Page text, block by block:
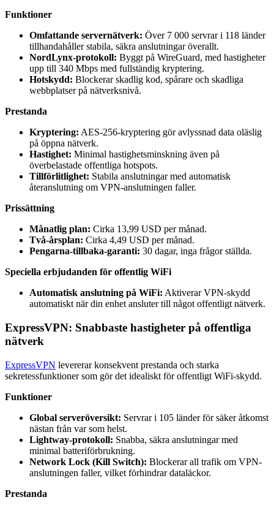
Funktioner
Omfattande servernätverk: Över 7 000 servrar i 118 länder
tillhandahåller stabila, säkra anslutningar överallt.
NordLynx-protokoll: Byggt på WireGuard, med hastigheter
upp till 340 Mbps med fullständig kryptering.
Hotskydd: Blockerar skadlig kod, spårare och skadliga
webbplatser på nätverksnivå.
Prestanda
Kryptering: AES-256-kryptering gör avlyssnad data oläslig
på öppna nätverk.
Hastighet: Minimal hastighetsminskning även på
överbelastade offentliga hotspots.
Tillförlitlighet: Stabila anslutningar med automatisk
återanslutning om VPN-anslutningen faller.
Prissättning
Månatlig plan: Cirka 13,99 USD per månad.
Två-årsplan: Cirka 4,49 USD per månad.
Pengarna-tillbaka-garanti: 30 dagar, inga frågor ställda.
Speciella erbjudanden för offentlig WiFi
Automatisk anslutning på WiFi: Aktiverar VPN-skydd
automatiskt när din enhet ansluter till något offentligt nätverk.
ExpressVPN: Snabbaste hastigheter på offentliga
nätverk
ExpressVPN levererar konsekvent prestanda och starka
sekretessfunktioner som gör det idealiskt för offentligt WiFi-skydd.
Funktioner
Global serveröversikt: Servrar i 105 länder för säker åtkomst
nästan från var som helst.
Lightway-protokoll: Snabba, säkra anslutningar med
minimal batteriförbrukning.
Network Lock (Kill Switch): Blockerar all trafik om VPN-
anslutningen faller, vilket förhindrar dataläckor.
Prestanda